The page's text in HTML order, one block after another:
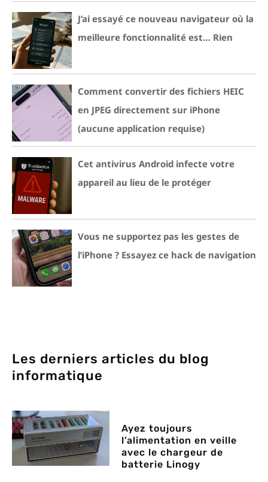
J’ai essayé ce nouveau navigateur où la
meilleure fonctionnalité est… Rien
Comment convertir des fichiers HEIC
en JPEG directement sur iPhone
(aucune application requise)
Cet antivirus Android infecte votre
appareil au lieu de le protéger
Vous ne supportez pas les gestes de
l’iPhone ? Essayez ce hack de navigation
Les derniers articles du blog
informatique
Ayez toujours
l’alimentation en veille
avec le chargeur de
batterie Linogy